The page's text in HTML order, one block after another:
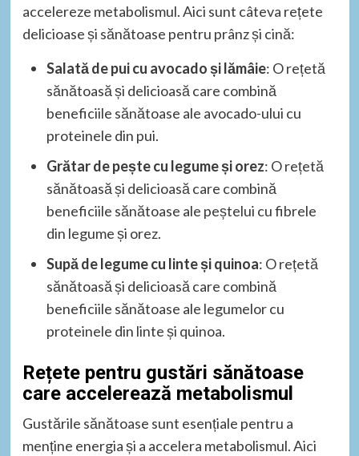
accelereze metabolismul. Aici sunt câteva rețete
delicioase și sănătoase pentru prânz și cină:
Salată de pui cu avocado și lămâie: O rețetă
sănătoasă și delicioasă care combină
beneficiile sănătoase ale avocado-ului cu
proteinele din pui.
Grătar de pește cu legume și orez: O rețetă
sănătoasă și delicioasă care combină
beneficiile sănătoase ale peștelui cu fibrele
din legume și orez.
Supă de legume cu linte și quinoa: O rețetă
sănătoasă și delicioasă care combină
beneficiile sănătoase ale legumelor cu
proteinele din linte și quinoa.
Rețete pentru gustări sănătoase
care accelerează metabolismul
Gustările sănătoase sunt esențiale pentru a
menține energia și a accelera metabolismul. Aici